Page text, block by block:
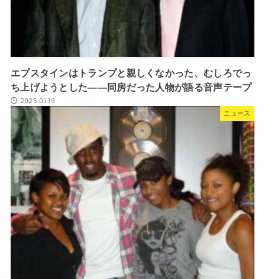
エプスタインはトランプと親しくなかった、むしろでっ
ち上げようとした――同房だった人物が語る音声テープ
2025.01.19
ニュース